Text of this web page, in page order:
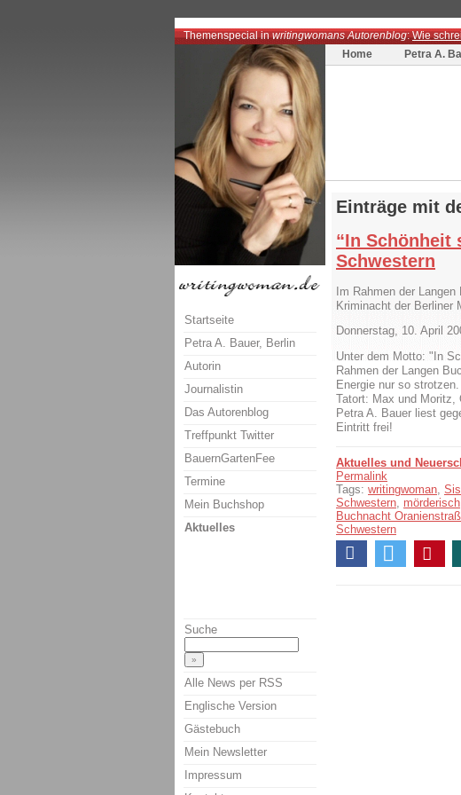
Themenspecial inwritingwomans Autorenblog:Wie
Home
Petra A.
Einträge mit
“In Schönheit
Schwestern
Im Rahmen der
Kriminacht der Berliner
Donnerstag, 10. April
Unter dem Motto: "In
Rahmen der Langen
Energie nur so strotzen.
Tatort: Max und Moritz,
Petra A. Bauer liest
Eintritt frei!
Aktuelles und
Permalink
Tags: writingwoman
Schwestern mörderisch
Buchnacht
Schwestern
Startseite
Petra A. Bauer, Berlin
Autorin
Journalistin
Das Autorenblog
Treffpunkt Twitter
BauernGartenFee
Termine
Mein Buchshop
Aktuelles
Suche
Alle News per RSS
Englische Version
Gästebuch
Mein Newsletter
Impressum